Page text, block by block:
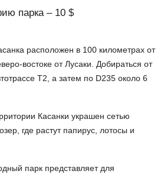
парка – 10 $
расположен в 100 километрах от
востоке от Лусаки. Добираться от
Т2, а затем по D235 около 6
Касанки украшен сетью
где растут папирус, лотосы и
парк представляет для